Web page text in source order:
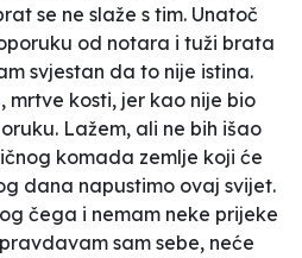
se ne slaže s tim. Unatoč
od notara i tuži brata
svjestan da to nije istina.
kosti, jer kao nije bio
Lažem, ali ne bih išao
komada zemlje koji će
dana napustimo ovaj svijet.
čega i nemam neke prijeke
sam sebe, neće